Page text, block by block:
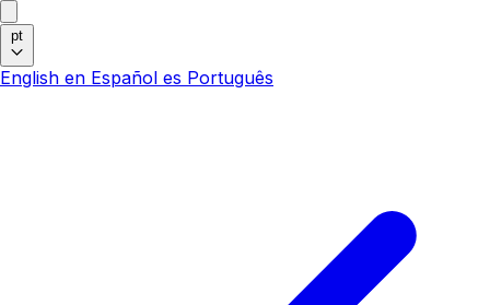
pt
English en Español es Português